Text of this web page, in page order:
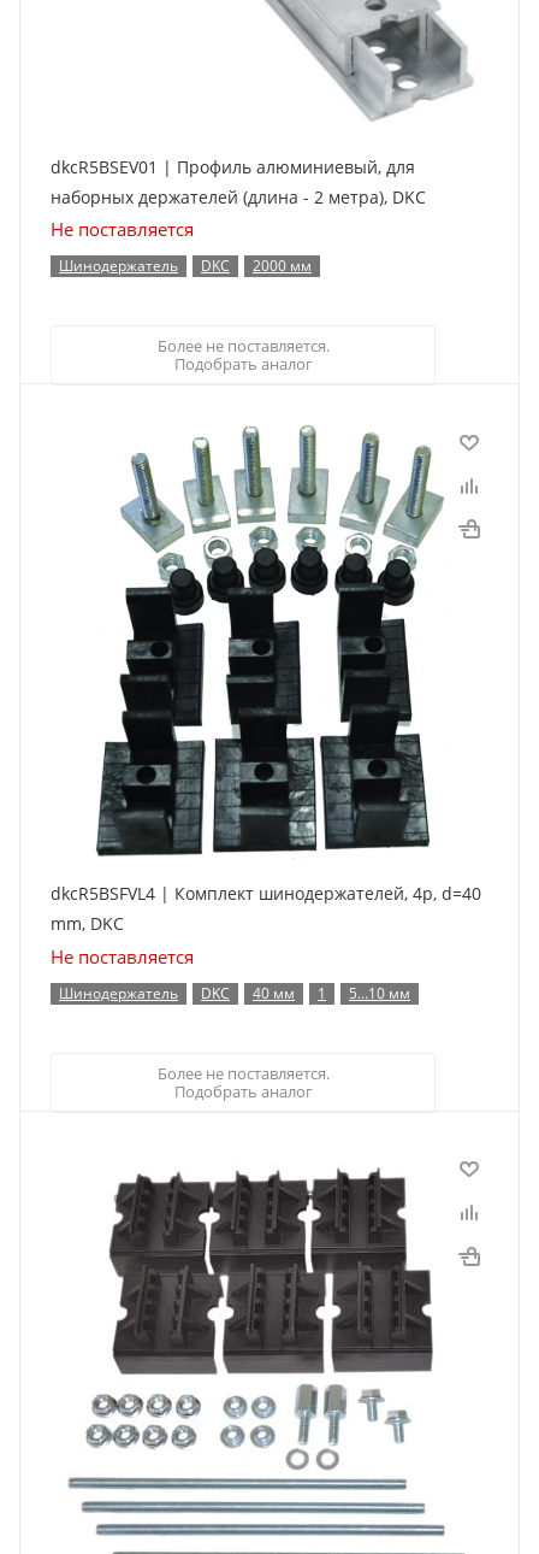
dkcR5BSEV01 | Профиль алюминиевый, для
наборных держателей (длина - 2 метра), DKC
Не поставляется
Шинодержатель DKC 2000 мм
Более не поставляется.
Подобрать аналог
dkcR5BSFVL4 | Комплект шинодержателей, 4p, d=40
mm, DKC
Не поставляется
Шинодержатель DKC 40 мм 1 5…10 мм
Более не поставляется.
Подобрать аналог